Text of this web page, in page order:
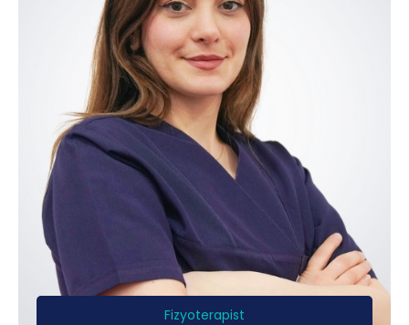
Fizyoterapist